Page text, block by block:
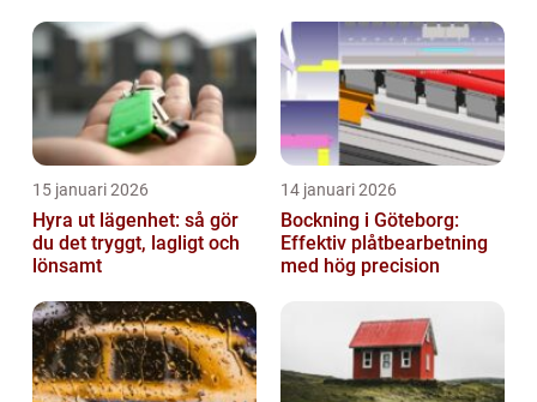
15 januari 2026
Hyra ut lägenhet: så gör
du det tryggt, lagligt och
lönsamt
14 januari 2026
Bockning i Göteborg:
Effektiv plåtbearbetning
med hög precision